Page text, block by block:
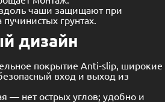
чаши защищают при
грунтах.
дизайн
покрытие Anti-slip, широкие
вход и выход из
— нет острых углов; удобно и